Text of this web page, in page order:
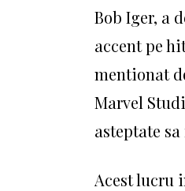
Bob Iger, a
accent pe
mentionat
Marvel
asteptate sa
Acest lucru